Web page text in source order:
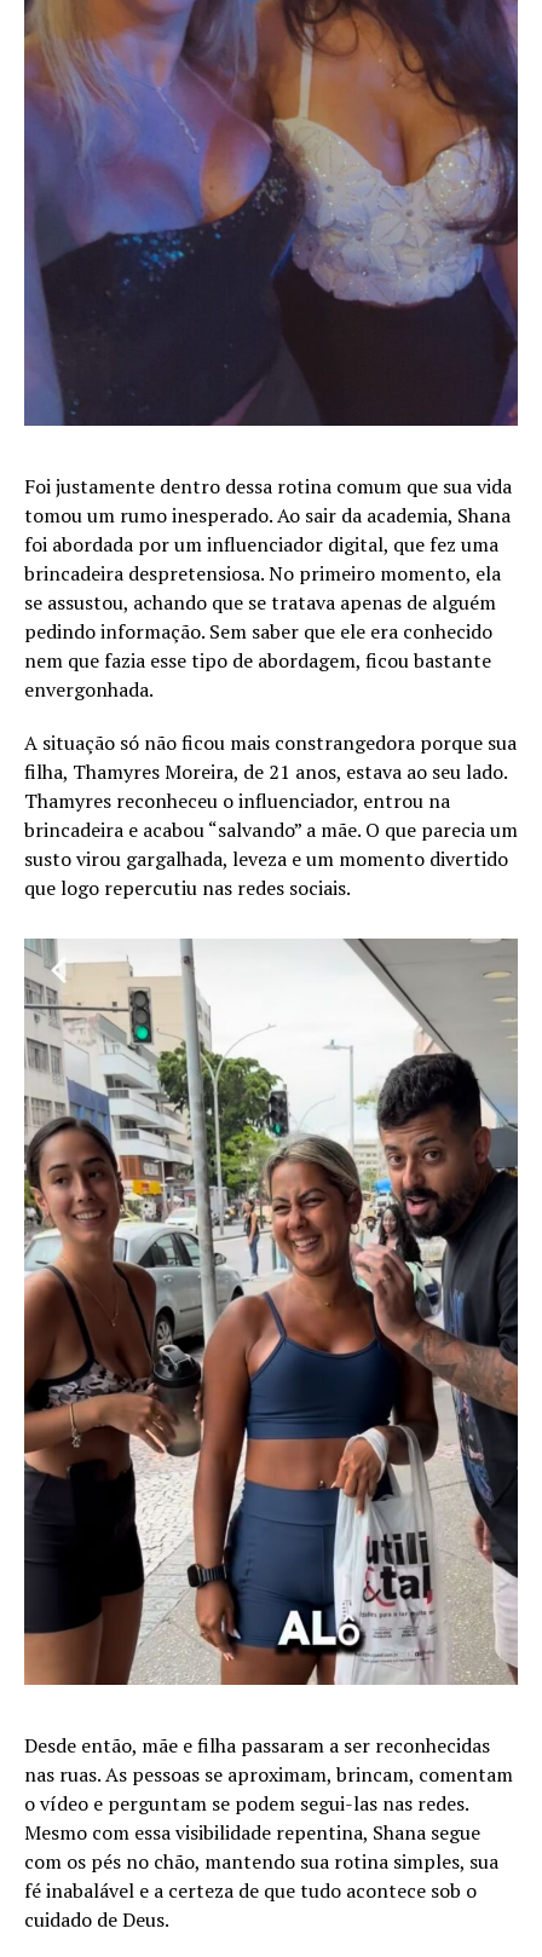
Foi justamente dentro dessa rotina comum que sua vida
tomou um rumo inesperado. Ao sair da academia, Shana
foi abordada por um influenciador digital, que fez uma
brincadeira despretensiosa. No primeiro momento, ela
se assustou, achando que se tratava apenas de alguém
pedindo informação. Sem saber que ele era conhecido
nem que fazia esse tipo de abordagem, ficou bastante
envergonhada.
A situação só não ficou mais constrangedora porque sua
filha, Thamyres Moreira, de 21 anos, estava ao seu lado.
Thamyres reconheceu o influenciador, entrou na
brincadeira e acabou “salvando” a mãe. O que parecia um
susto virou gargalhada, leveza e um momento divertido
que logo repercutiu nas redes sociais.
Desde então, mãe e filha passaram a ser reconhecidas
nas ruas. As pessoas se aproximam, brincam, comentam
o vídeo e perguntam se podem segui-las nas redes.
Mesmo com essa visibilidade repentina, Shana segue
com os pés no chão, mantendo sua rotina simples, sua
fé inabalável e a certeza de que tudo acontece sob o
cuidado de Deus.